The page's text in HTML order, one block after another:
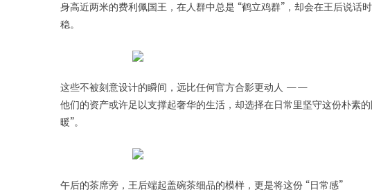
身高近两米的费利佩国王，在人群中总是 “鹤立鸡群”，却会在王后说话
稳。
这些不被刻意设计的瞬间，远比任何官方合影更动人 ——
他们的资产或许足以支撑起奢华的生活，却选择在日常里坚守这份朴素
暖”。
午后的茶席旁，王后端起盖碗茶细品的模样，更是将这份 “日常感”